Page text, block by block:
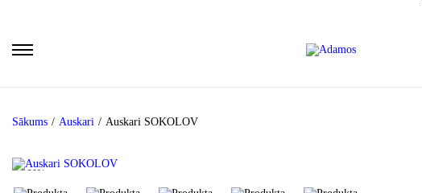
Sākums / Auskari / Auskari SOKOLOV
-30%